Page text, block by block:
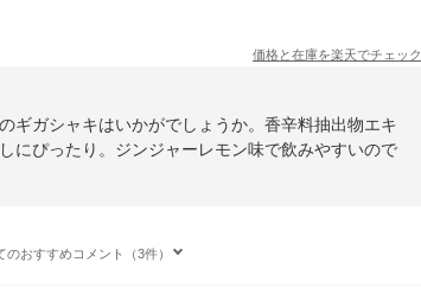
価格と在庫を楽天でチェック
ギガシャキはいかがでしょうか。香辛料抽出物エキ
にぴったり。ジンジャーレモン味で飲みやすいので
のおすすめコメント（3件）